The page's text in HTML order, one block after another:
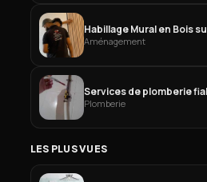
Habillage Mural en Bois
Aménagement
Services de plomberie
Plomberie
LES PLUS VUES